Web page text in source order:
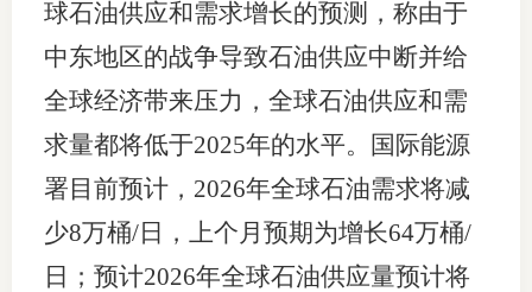
球石油供应和需求增长的预测，称由于
中东地区的战争导致石油供应中断并给
全球经济带来压力，全球石油供应和需
求量都将低于2025年的水平。国际能源
署目前预计，2026年全球石油需求将减
少8万桶/日，上个月预期为增长64万桶/
日；预计2026年全球石油供应量预计将